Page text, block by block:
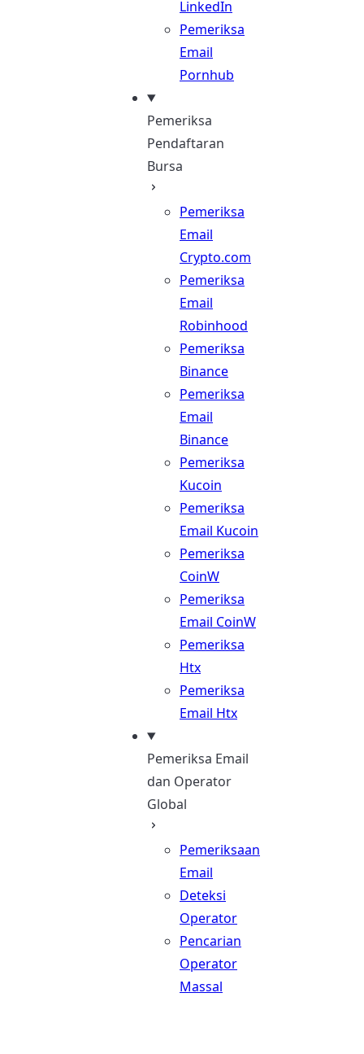
LinkedIn
Pemeriksa
Email
Pornhub
Pemeriksa
Pendaftaran
Bursa
Pemeriksa
Email
Crypto.com
Pemeriksa
Email
Robinhood
Pemeriksa
Binance
Pemeriksa
Email
Binance
Pemeriksa
Kucoin
Pemeriksa
Email Kucoin
Pemeriksa
CoinW
Pemeriksa
Email CoinW
Pemeriksa
Htx
Pemeriksa
Email Htx
Pemeriksa Email
dan Operator
Global
Pemeriksaan
Email
Deteksi
Operator
Pencarian
Operator
Massal